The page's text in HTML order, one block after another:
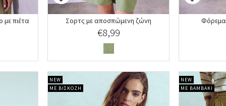
με πιέτα Σορτς με αποσπώμενη ζώνη
€8,99
Φόρεμα
NEW
ΜΕ ΒΙΣΚΟΖΗ
NEW
ΜΕ ΒΑΜΒΑΚΙ